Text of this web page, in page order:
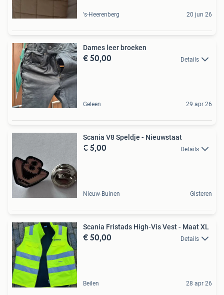
's-Heerenberg 20 jun 26
Dames leer broeken
€ 50,00 Details
Geleen 29 apr 26
Scania V8 Speldje - Nieuwstaat
€ 5,00 Details
Nieuw-Buinen Gisteren
Scania Fristads High-Vis Vest - Maat XL
€ 50,00 Details
Beilen 28 apr 26